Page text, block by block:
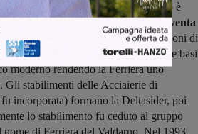
Vista della Ferriera
il post guerra, quando lo stabilimento è
e ampliato.
Nel 1961 L’ILVA diventa
gli impianti, migliorate le condizioni di
infortuni. Negli anni ’80 si gettano le basi
moderno rendendo la Ferriera uno
Gli stabilimenti delle Acciaierie di
incorporata) formano la Deltasider, poi
lo stabilimento fu ceduto al gruppo